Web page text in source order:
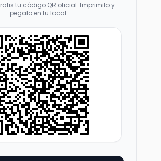
tu código QR oficial. Imprimilo y
pegalo en tu local.